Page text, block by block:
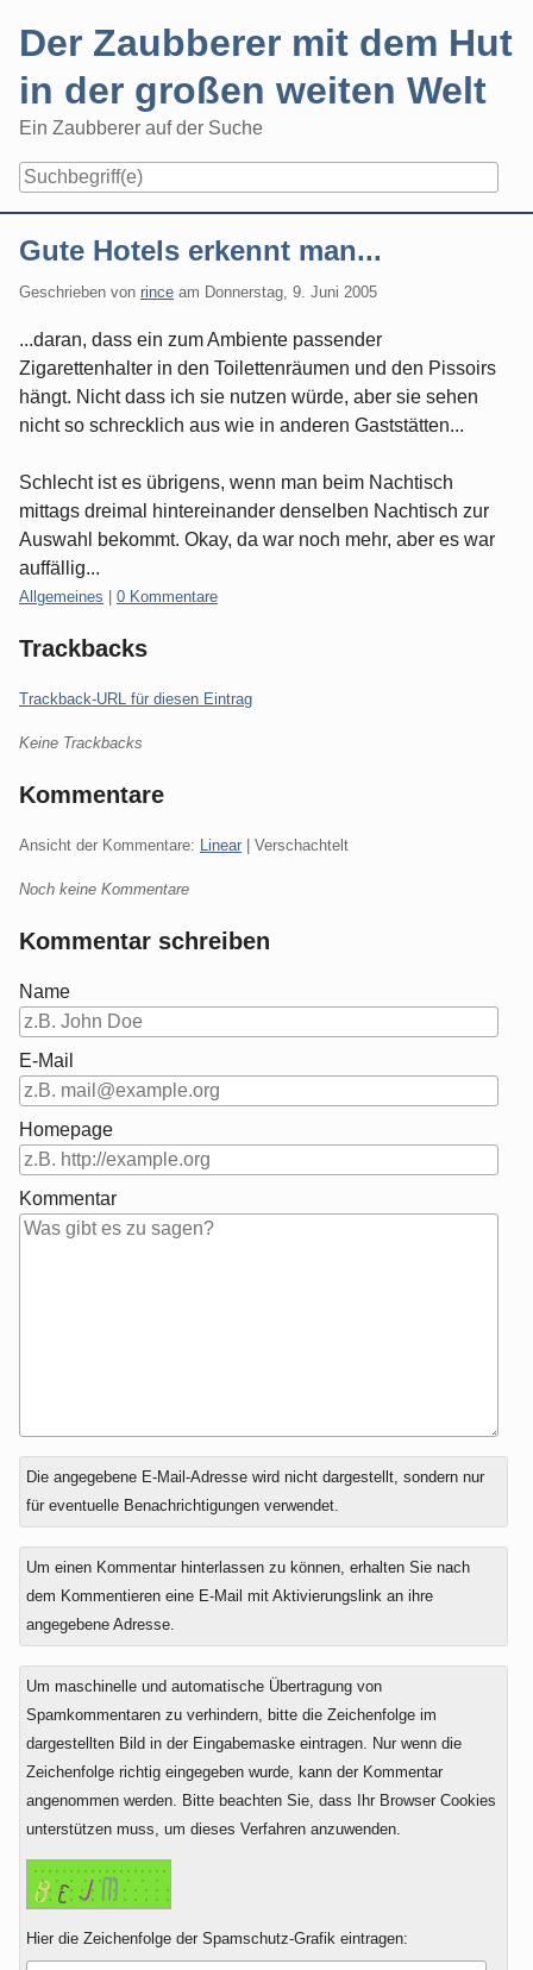
Der Zaubberer mit dem Hut
in der großen weiten Welt
Ein Zaubberer auf der Suche
Gute Hotels erkennt man...
Geschrieben von rince am Donnerstag, 9. Juni 2005
...daran, dass ein zum Ambiente passender
Zigarettenhalter in den Toilettenräumen und den Pissoirs
hängt. Nicht dass ich sie nutzen würde, aber sie sehen
nicht so schrecklich aus wie in anderen Gaststätten...
Schlecht ist es übrigens, wenn man beim Nachtisch
mittags dreimal hintereinander denselben Nachtisch zur
Auswahl bekommt. Okay, da war noch mehr, aber es war
auffällig...
Kategorien:
Allgemeines 0 Kommentare
Trackbacks
Trackback-URL für diesen Eintrag
Keine Trackbacks
Kommentare
Ansicht der Kommentare: Linear | Verschachtelt
Noch keine Kommentare
Kommentar schreiben
Name
E-Mail
Homepage
Kommentar
Antwort
zu
Die angegebene E-Mail-Adresse wird nicht dargestellt, sondern nur
für eventuelle Benachrichtigungen verwendet.
Um einen Kommentar hinterlassen zu können, erhalten Sie nach
dem Kommentieren eine E-Mail mit Aktivierungslink an ihre
angegebene Adresse.
Um maschinelle und automatische Übertragung von
Spamkommentaren zu verhindern, bitte die Zeichenfolge im
dargestellten Bild in der Eingabemaske eintragen. Nur wenn die
Zeichenfolge richtig eingegeben wurde, kann der Kommentar
angenommen werden. Bitte beachten Sie, dass Ihr Browser Cookies
unterstützen muss, um dieses Verfahren anzuwenden.
Hier die Zeichenfolge der Spamschutz-Grafik eintragen: